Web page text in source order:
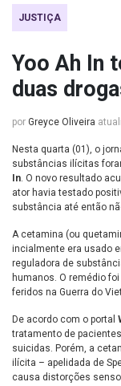
JUSTIÇA
Yoo Ah In
duas
por Greyce Oliveira
Nesta quarta (01), o
substâncias ilícitas
In. O novo resultado
ator havia testado
substância até então
A cetamina (ou
incialmente era usado
reguladora de
humanos. O remédio
feridos na Guerra do
De acordo com o portal
tratamento de
suicidas. Porém, a
ilícita – apelidada de
causa distorções